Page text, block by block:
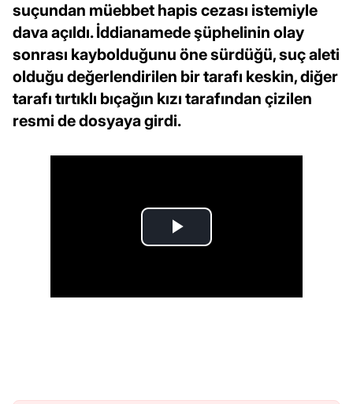
suçundan müebbet hapis cezası istemiyle
dava açıldı. İddianamede şüphelinin olay
sonrası kaybolduğunu öne sürdüğü, suç aleti
olduğu değerlendirilen bir tarafı keskin, diğer
tarafı tırtıklı bıçağın kızı tarafından çizilen
resmi de dosyaya girdi.